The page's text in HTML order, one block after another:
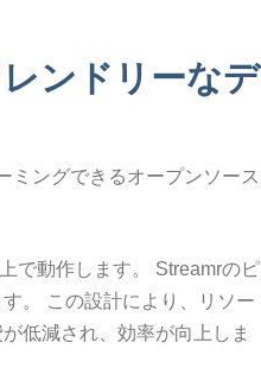
ンドリーなデ
ミングできるオープンソース
で動作します。 Streamrのピ
。 この設計により、リソー
低減され、効率が向上しま